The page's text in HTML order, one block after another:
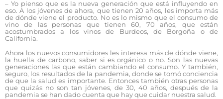
– Yo pienso que es la nueva generación que está influyendo en
eso. A los jóvenes de ahora, que tienen 20 años, les importa más
de dónde viene el producto. No es lo mismo que el consumo de
vino de las personas que tienen 60, 70 años, que están
acostumbrados a los vinos de Burdeos, de Borgoña o de
California.
Ahora los nuevos consumidores les interesa más de dónde viene,
la huella de carbono, saber si es orgánico o no. Son las nuevas
generaciones las que están cambiando el consumo. Y también,
seguro, los resultados de la pandemia, donde se tomó conciencia
de que la salud es importante. Entonces también otras personas
que quizás no son tan jóvenes, de 30, 40 años, después de la
pandemia se han dado cuenta que hay que cuidar nuestra salud.